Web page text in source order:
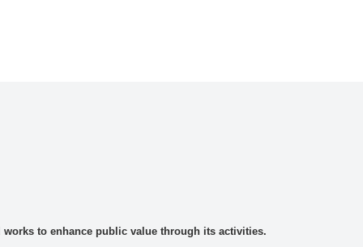
to enhance public value through its activities.